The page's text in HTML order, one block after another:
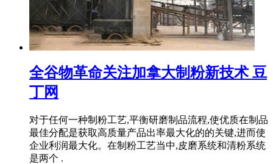
全谷物革命关注加拿大制粉新技术 豆
丁网
对于任何一种制粉工艺,平衡研磨制品流程,使优质在制品
最佳分配是获取高质量产品出率最大化的的关键,进而使
企业利润最大化。在制粉工艺当中,皮磨系统和清粉系统
是两个 .